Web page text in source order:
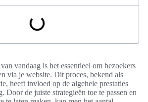
vandaag is het essentieel om bezoekers
via je website. Dit proces, bekend als
heeft invloed op de algehele prestaties
Door de juiste strategieën toe te passen en